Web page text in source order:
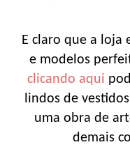
E claro que a loja
e modelos
clicando aqui
lindos de
uma obra de
demais